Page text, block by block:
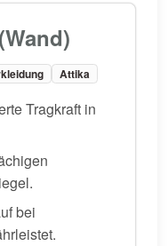
Attika
Tragkraft in
bei